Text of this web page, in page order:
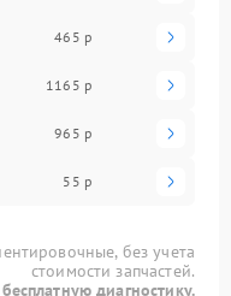
465 р
1165 р
965 р
55 р
без учета
стоимости запчастей.
диагностику.